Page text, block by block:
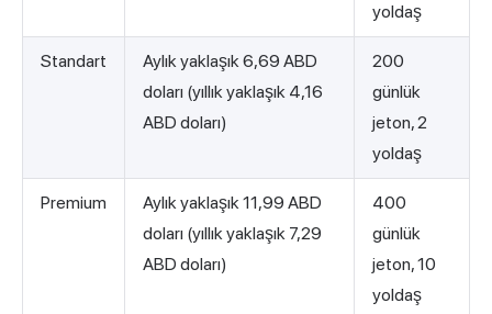
yoldaş
Standart
Aylık yaklaşık 6,69 ABD
doları (yıllık yaklaşık 4,16
ABD doları)
200
günlük
jeton, 2
yoldaş
Premium
Aylık yaklaşık 11,99 ABD
doları (yıllık yaklaşık 7,29
ABD doları)
400
günlük
jeton, 10
yoldaş